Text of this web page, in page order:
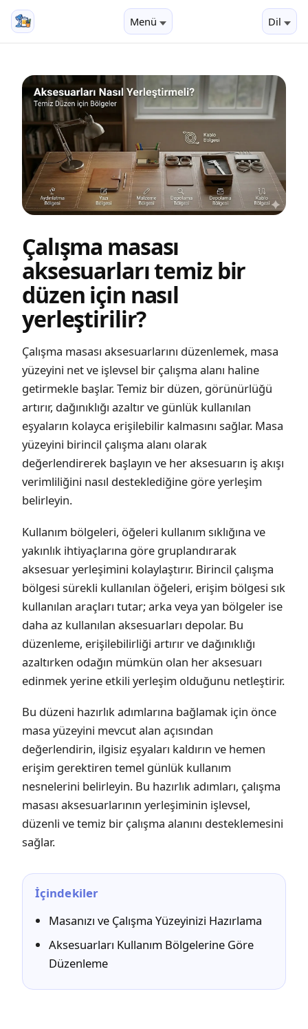
Menü Dil
Çalışma masası
aksesuarları temiz bir
düzen için nasıl
yerleştirilir?
Çalışma masası aksesuarlarını düzenlemek, masa
yüzeyini net ve işlevsel bir çalışma alanı haline
getirmekle başlar. Temiz bir düzen, görünürlüğü
artırır, dağınıklığı azaltır ve günlük kullanılan
eşyaların kolayca erişilebilir kalmasını sağlar. Masa
yüzeyini birincil çalışma alanı olarak
değerlendirerek başlayın ve her aksesuarın iş akışı
verimliliğini nasıl desteklediğine göre yerleşim
belirleyin.
Kullanım bölgeleri, öğeleri kullanım sıklığına ve
yakınlık ihtiyaçlarına göre gruplandırarak
aksesuar yerleşimini kolaylaştırır. Birincil çalışma
bölgesi sürekli kullanılan öğeleri, erişim bölgesi sık
kullanılan araçları tutar; arka veya yan bölgeler ise
daha az kullanılan aksesuarları depolar. Bu
düzenleme, erişilebilirliği artırır ve dağınıklığı
azaltırken odağın mümkün olan her aksesuarı
edinmek yerine etkili yerleşim olduğunu netleştirir.
Bu düzeni hazırlık adımlarına bağlamak için önce
masa yüzeyini mevcut alan açısından
değerlendirin, ilgisiz eşyaları kaldırın ve hemen
erişim gerektiren temel günlük kullanım
nesnelerini belirleyin. Bu hazırlık adımları, çalışma
masası aksesuarlarının yerleşiminin işlevsel,
düzenli ve temiz bir çalışma alanını desteklemesini
sağlar.
İçindekiler
Masanızı ve Çalışma Yüzeyinizi Hazırlama
Aksesuarları Kullanım Bölgelerine Göre
Düzenleme